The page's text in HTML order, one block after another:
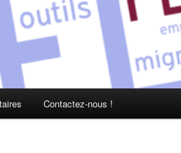
Contactez-nous !